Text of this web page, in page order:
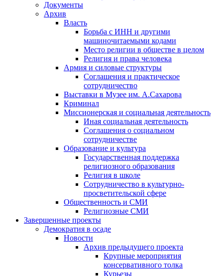
Документы
Архив
Власть
Борьба с ИНН и другими
машиночитаемыми кодами
Место религии в обществе в целом
Религия и права человека
Армия и силовые структуры
Соглашения и практическое
сотрудничество
Выставки в Музее им. А.Сахарова
Криминал
Миссионерская и социальная деятельность
Иная социальная деятельность
Соглашения о социальном
сотрудничестве
Образование и культура
Государственная поддержка
религиозного образования
Религия в школе
Сотрудничество в культурно-
просветительской сфере
Общественность и СМИ
Религиозные СМИ
Завершенные проекты
Демократия в осаде
Новости
Архив предыдущего проекта
Крупные мероприятия
консервативного толка
Курьезы